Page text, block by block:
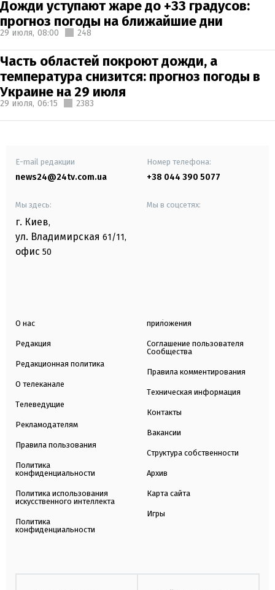
Дожди уступают жаре до +33 градусов:
прогноз погоды на ближайшие дни
29 июля, 08:00 248
Часть областей покроют дожди, а
температура снизится: прогноз погоды в
Украине на 29 июля
29 июля, 06:15 2383
E-mail редакции
news24@24tv.com.ua
Номер телефона:
+38 044 390 5077
Мы здесь:
г. Киев,
ул. Владимирская 61/11,
офис 50
Мы в соцсетях:
О нас
Редакция
Редакционная политика
О телеканале
Телеведущие
Рекламодателям
Правила пользования
Политика
конфиденциальности
Политика использования
искусственного интеллекта
Политика
конфиденциальности
приложения
Соглашение пользователя
Сообщества
Правила комментирования
Техническая информация
Контакты
Вакансии
Структура собственности
Архив
Карта сайта
Игры